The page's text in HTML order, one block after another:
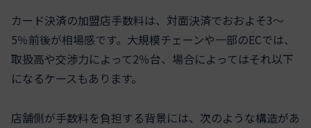
カード決済の加盟店手数料は、対面決済でおおよそ3〜
5％前後が相場感です。大規模チェーンや一部のECでは、
取扱高や交渉力によって2％台、場合によってはそれ以下
になるケースもあります。
店舗側が手数料を負担する背景には、次のような構造があ